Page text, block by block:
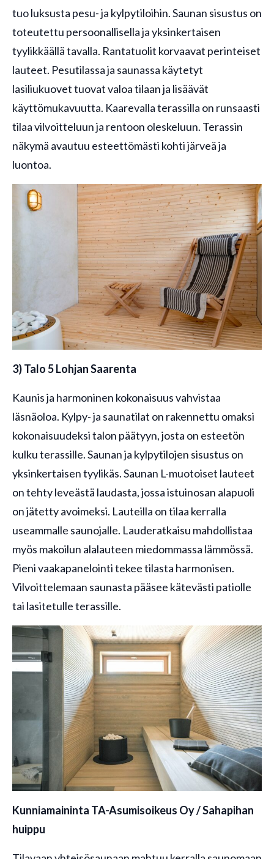
tuo luksusta pesu- ja kylpytiloihin. Saunan sisustus on
toteutettu persoonallisella ja yksinkertaisen
tyylikkäällä tavalla. Rantatuolit korvaavat perinteiset
lauteet. Pesutilassa ja saunassa käytetyt
lasiliukuovet tuovat valoa tilaan ja lisäävät
käyttömukavuutta. Kaarevalla terassilla on runsaasti
tilaa vilvoitteluun ja rentoon oleskeluun. Terassin
näkymä avautuu esteettömästi kohti järveä ja
luontoa.
3) Talo 5 Lohjan Saarenta
Kaunis ja harmoninen kokonaisuus vahvistaa
läsnäoloa. Kylpy- ja saunatilat on rakennettu omaksi
kokonaisuudeksi talon päätyyn, josta on esteetön
kulku terassille. Saunan ja kylpytilojen sisustus on
yksinkertaisen tyylikäs. Saunan L-muotoiset lauteet
on tehty leveästä laudasta, jossa istuinosan alapuoli
on jätetty avoimeksi. Lauteilla on tilaa kerralla
useammalle saunojalle. Lauderatkaisu mahdollistaa
myös makoilun alalauteen miedommassa lämmössä.
Pieni vaakapanelointi tekee tilasta harmonisen.
Vilvoittelemaan saunasta pääsee kätevästi patiolle
tai lasitetulle terassille.
Kunniamaininta TA-Asumisoikeus Oy / Sahapihan
huippu